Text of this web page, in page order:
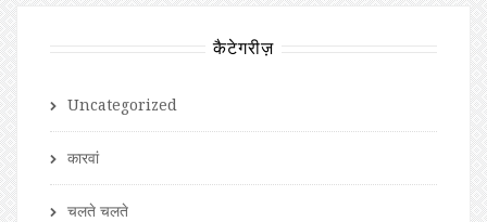
कैटेगरीज़
Uncategorized
कारवां
चलते चलते